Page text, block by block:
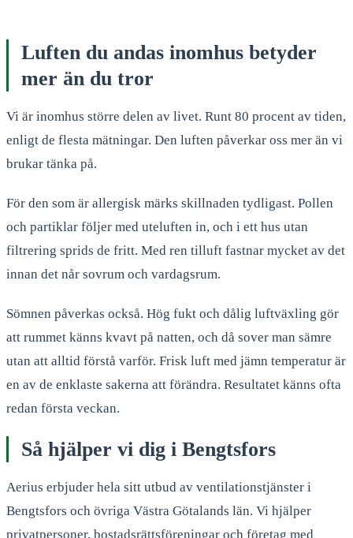
Luften du andas inomhus betyder
mer än du tror
Vi är inomhus större delen av livet. Runt 80 procent av tiden,
enligt de flesta mätningar. Den luften påverkar oss mer än vi
brukar tänka på.
För den som är allergisk märks skillnaden tydligast. Pollen
och partiklar följer med uteluften in, och i ett hus utan
filtrering sprids de fritt. Med ren tilluft fastnar mycket av det
innan det når sovrum och vardagsrum.
Sömnen påverkas också. Hög fukt och dålig luftväxling gör
att rummet känns kvavt på natten, och då sover man sämre
utan att alltid förstå varför. Frisk luft med jämn temperatur är
en av de enklaste sakerna att förändra. Resultatet känns ofta
redan första veckan.
Så hjälper vi dig i Bengtsfors
Aerius erbjuder hela sitt utbud av ventilationstjänster i
Bengtsfors och övriga Västra Götalands län. Vi hjälper
privatpersoner, bostadsrättsföreningar och företag med